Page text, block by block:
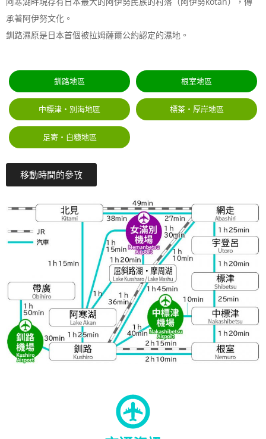
釧路地區
中標津・別海地區
足寄・白糠地區
根室地區
標茶・厚岸地區
移動時間的參攷
承著阿伊努文化。
釧路濕原是日本首個被拉姆薩爾公約認定的濕地。